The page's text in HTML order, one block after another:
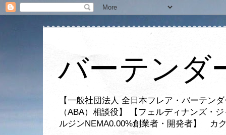
バーテンダ
【一般社団法人 全日本フレア・バーテン
（ABA）相談役】 【フェルディナンズ・
ルジンNEMA0.00%創業者・開発者】 カ